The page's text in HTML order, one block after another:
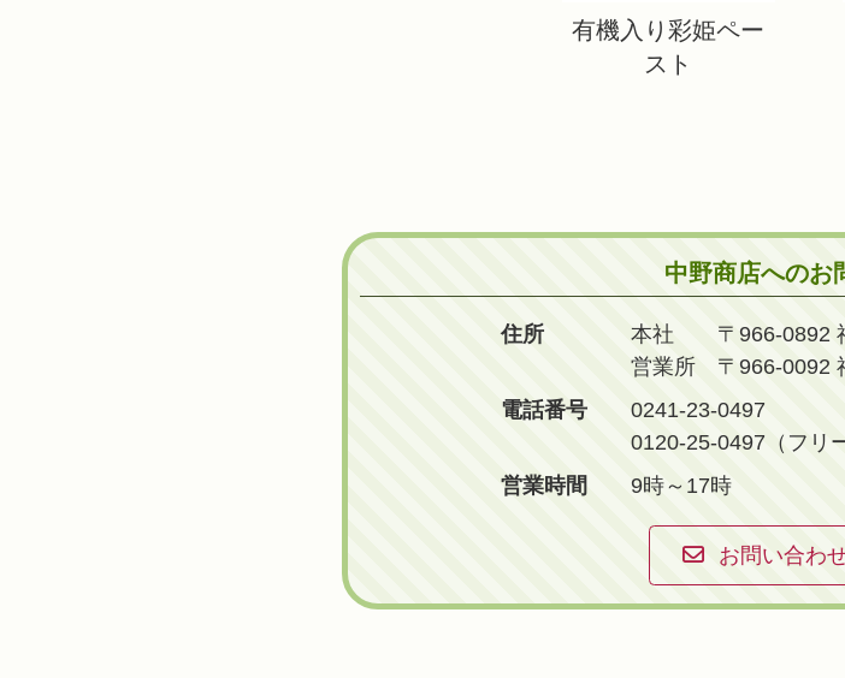
有機入り彩姫ペー
スト
中野商店へのお
住所 本社
〒966-0892
営業所
〒966-0092
電話番号
0241-23-0497
0120-25-0497（フリ
営業時間
9時～17時
お問い合わ